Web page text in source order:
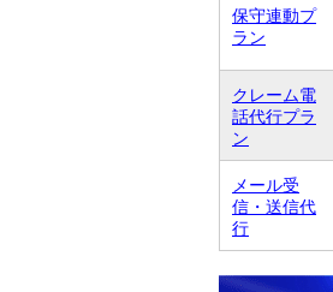
保守連動プ
ラン
クレーム電
話代行プラ
ン
メール受
信・送信代
行